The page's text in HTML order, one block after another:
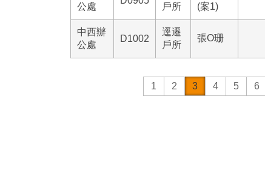
公處
戶所
(案1)
中西辦
公處
D1002
逕遷
戶所
張O珊
1 2 3 4 5 6